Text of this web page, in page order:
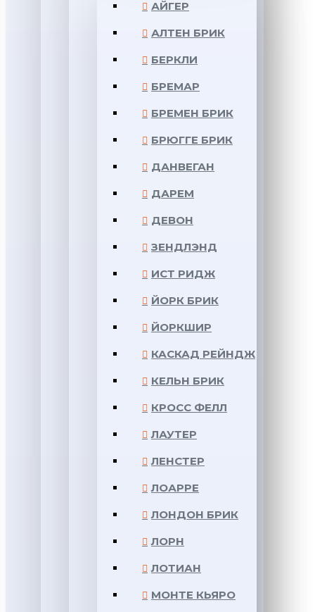
АЙГЕР
АЛТЕН БРИК
БЕРКЛИ
БРЕМАР
БРЕМЕН БРИК
БРЮГГЕ БРИК
ДАНВЕГАН
ДАРЕМ
ДЕВОН
ЗЕНДЛЭНД
ИСТ РИДЖ
ЙОРК БРИК
ЙОРКШИР
КАСКАД РЕЙНДЖ
КЕЛЬН БРИК
КРОСС ФЕЛЛ
ЛАУТЕР
ЛЕНСТЕР
ЛОАРРЕ
ЛОНДОН БРИК
ЛОРН
ЛОТИАН
МОНТЕ КЬЯРО